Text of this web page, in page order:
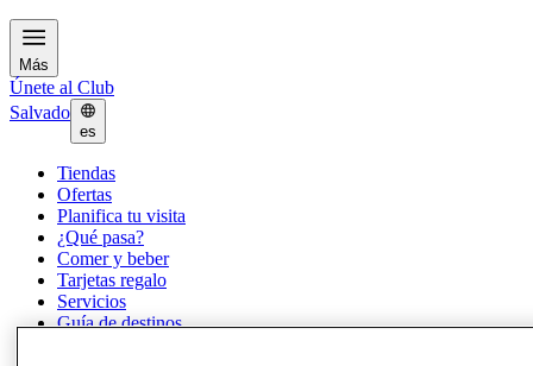
Más
Únete al Club
Salvado
es
Tiendas
Ofertas
Planifica tu visita
¿Qué pasa?
Comer y beber
Tarjetas regalo
Servicios
Guía de destinos